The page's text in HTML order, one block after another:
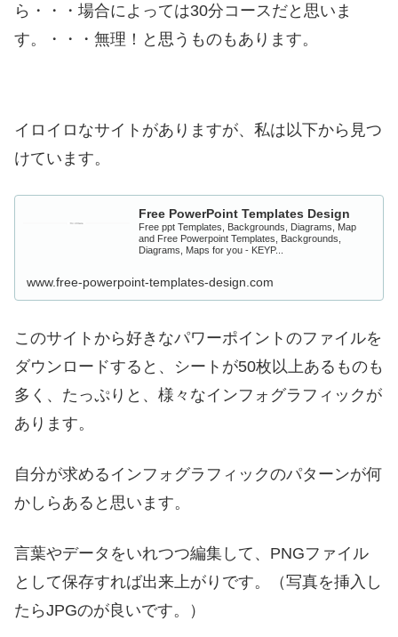
ら・・・場合によっては30分コースだと思いま
す。・・・無理！と思うものもあります。
イロイロなサイトがありますが、私は以下から見つ
けています。
Free PowerPoint Templates Design
Free ppt Templates, Backgrounds, Diagrams, Map
and Free Powerpoint Templates, Backgrounds,
Diagrams, Maps for you - KEYP...
www.free-powerpoint-templates-design.com
このサイトから好きなパワーポイントのファイルを
ダウンロードすると、シートが50枚以上あるものも
多く、たっぷりと、様々なインフォグラフィックが
あります。
自分が求めるインフォグラフィックのパターンが何
かしらあると思います。
言葉やデータをいれつつ編集して、PNGファイル
として保存すれば出来上がりです。（写真を挿入し
たらJPGのが良いです。）